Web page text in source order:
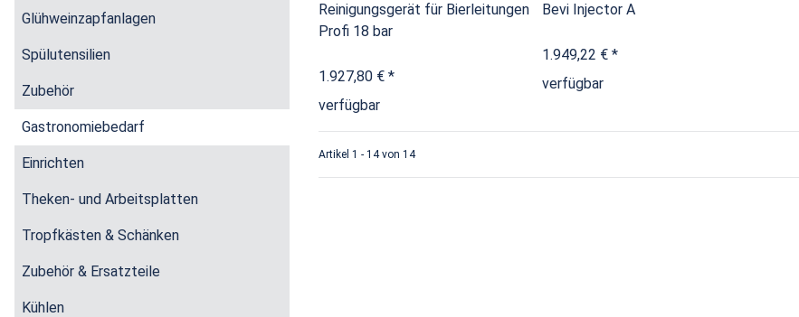
Reinigungsgerät für Bierleitungen
Profi 18 bar
1.927,80 € *
verfügbar
Bevi Injector A
1.949,22 € *
verfügbar
Artikel 1 - 14 von 14
Glühweinzapfanlagen
Spülutensilien
Zubehör
Gastronomiebedarf
Einrichten
Theken- und Arbeitsplatten
Tropfkästen & Schänken
Zubehör & Ersatzteile
Kühlen